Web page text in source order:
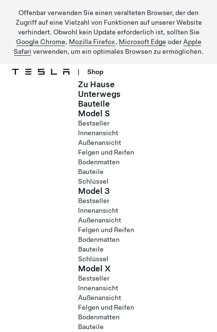
Offenbar verwenden Sie einen veralteten Browser, der den
Zugriff auf eine Vielzahl von Funktionen auf unserer Website
verhindert. Obwohl kein Update erforderlich ist, sollten Sie
Google Chrome, Mozilla Firefox, Microsoft Edge oder Apple
Safari verwenden, um ein optimales Browsen zu ermöglichen.
| Shop
Zu Hause
Unterwegs
Bauteile
Model S
Bestseller
Innenansicht
Außenansicht
Felgen und Reifen
Bodenmatten
Bauteile
Schlüssel
Model 3
Bestseller
Innenansicht
Außenansicht
Felgen und Reifen
Bodenmatten
Bauteile
Schlüssel
Model X
Bestseller
Innenansicht
Außenansicht
Felgen und Reifen
Bodenmatten
Bauteile